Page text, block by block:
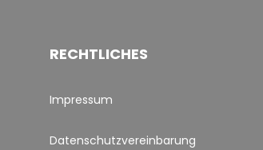
RECHTLICHES
Impressum
Datenschutzvereinbarung